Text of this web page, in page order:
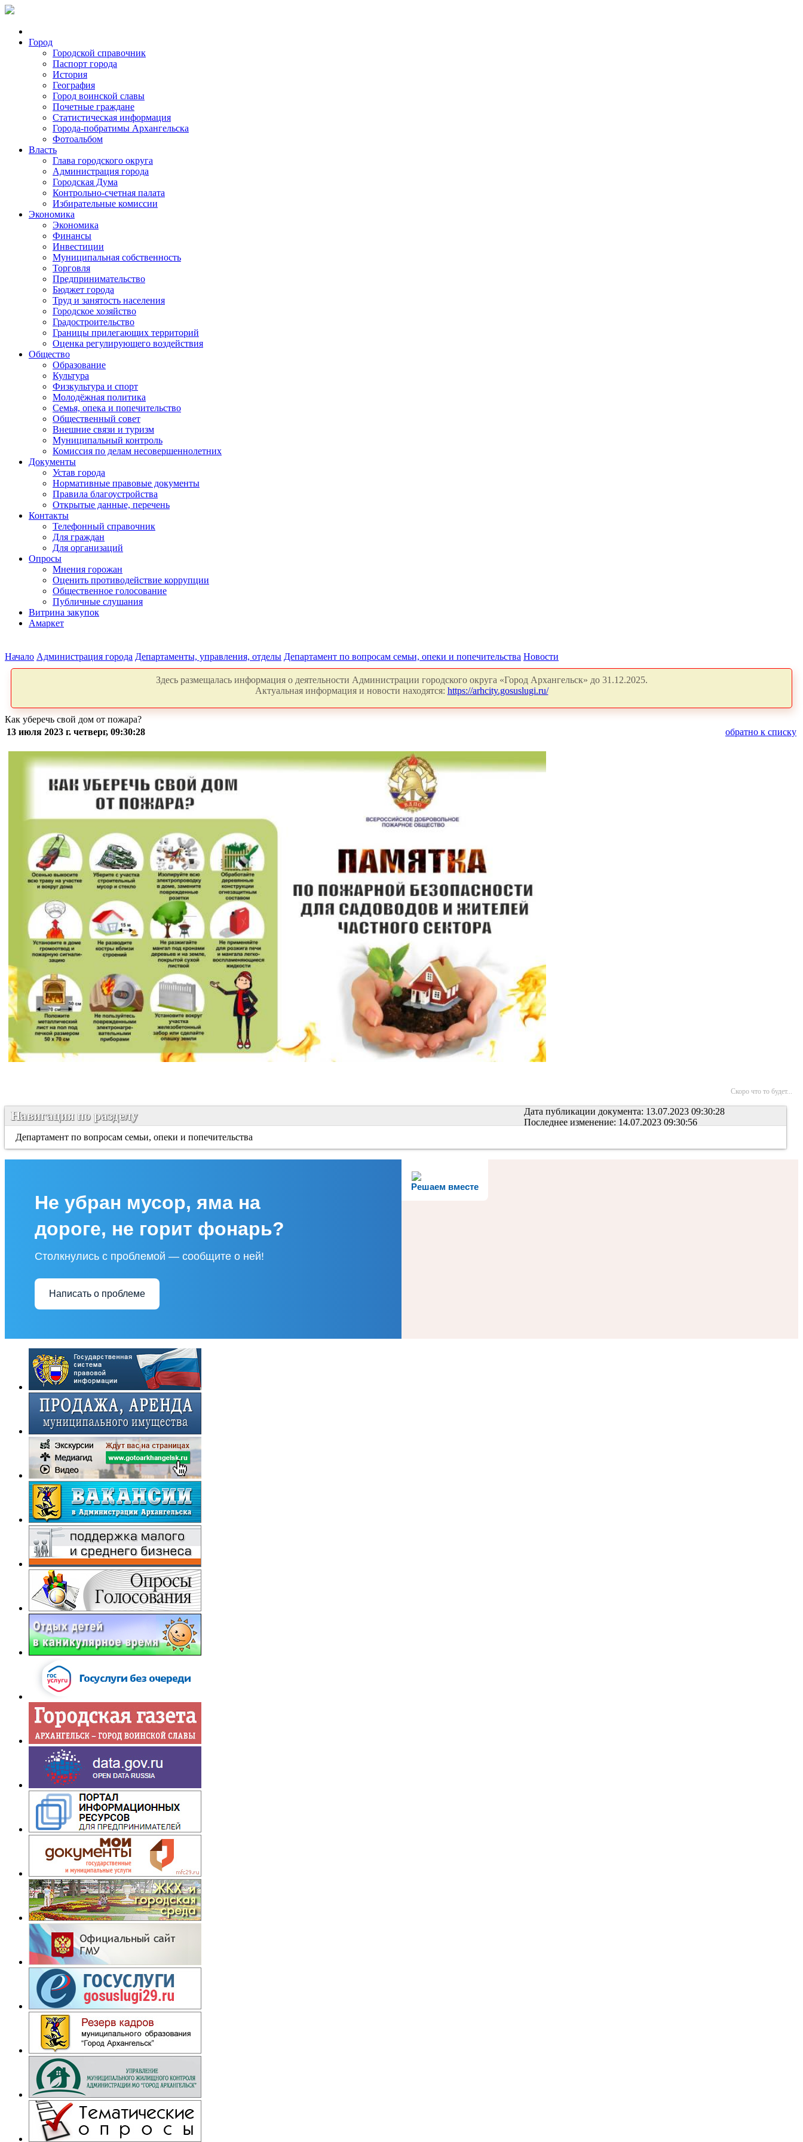
Город
Городской справочник
Паспорт города
История
География
Город воинской славы
Почетные граждане
Статистическая информация
Города-побратимы Архангельска
Фотоальбом
Власть
Глава городского округа
Администрация города
Городская Дума
Контрольно-счетная палата
Избирательные комиссии
Экономика
Экономика
Финансы
Инвестиции
Муниципальная собственность
Торговля
Предпринимательство
Бюджет города
Труд и занятость населения
Городское хозяйство
Градостроительство
Границы прилегающих территорий
Оценка регулирующего воздействия
Общество
Образование
Культура
Физкультура и спорт
Молодёжная политика
Семья, опека и попечительство
Общественный совет
Внешние связи и туризм
Муниципальный контроль
Комиссия по делам несовершеннолетних
Документы
Устав города
Нормативные правовые документы
Правила благоустройства
Открытые данные, перечень
Контакты
Телефонный справочник
Для граждан
Для организаций
Опросы
Мнения горожан
Оценить противодействие коррупции
Общественное голосование
Публичные слушания
Витрина закупок
Амаркет
Начало Администрация города Департаменты, управления, отделы Департамент по вопросам семьи, опеки и попечительства Новости
Здесь размещалась информация о деятельности Администрации городского округа «Город Архангельск» до 31.12.2025.
Актуальная информация и новости находятся: https://arhcity.gosuslugi.ru/
Как уберечь свой дом от пожара?
13 июля 2023 г. четверг, 09:30:28
обратно к списку
Скоро что то будет...
Дата публикации документа: 13.07.2023 09:30:28
Последнее изменение: 14.07.2023 09:30:56
Навигация по разделу
Департамент по вопросам семьи, опеки и попечительства
Решаем вместе
Не убран мусор, яма на
дороге, не горит фонарь?
Столкнулись с проблемой — сообщите о ней!
Написать о проблеме